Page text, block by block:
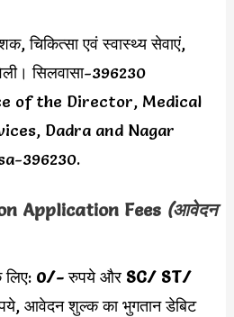
चिकित्सा एवं स्वास्थ्य सेवाएं,
सिलवासा-396230
of the Director, Medical
Dadra and Nagar
396230.
Application Fees (आवेदन
लिए:0/-रुपये औरSC/ ST/
आवेदन शुल्क का भुगतान डेबिट